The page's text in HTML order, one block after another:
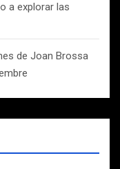
a explorar las
de Joan Brossa